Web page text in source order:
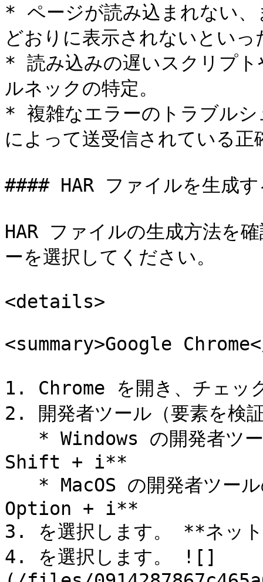
* ページが読み込まれない、
どおりに表示されないとい
* 読み込みの遅いスクリプト
ルネックの特定。
* 複雑なエラーのトラブル
によって送受信されている
#### HAR ファイルを生成す
HAR ファイルの生成方法を
ーを選択してください。
<details>
<summary>Google
1. Chrome を開き、チェッ
2. 開発者ツール（要素を検
Shift + i**
Option + i**
3. を選択します。 **ネッ
4. を選択します。 ![]